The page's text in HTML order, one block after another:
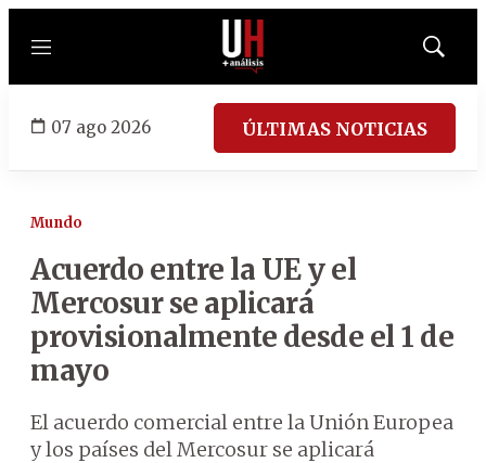
Menú
Mostrar
07 ago 2026 ÚLTIMAS NOTICIAS
Mundo
Acuerdo entre la UE y el
Mercosur se aplicará
provisionalmente desde el 1 de
mayo
El acuerdo comercial entre la Unión Europea
y los países del Mercosur se aplicará